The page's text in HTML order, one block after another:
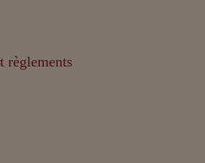
règlements